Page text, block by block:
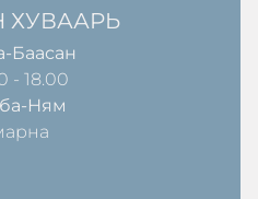
ХУВААРЬ
Баасан
- 18.00
Ням